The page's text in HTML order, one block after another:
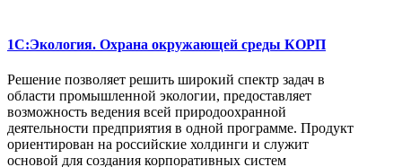
1С:Экология. Охрана окружающей среды КОРП
Решение позволяет решить широкий спектр задач в
области промышленной экологии, предоставляет
возможность ведения всей природоохранной
деятельности предприятия в одной программе. Продукт
ориентирован на российские холдинги и служит
основой для создания корпоративных систем